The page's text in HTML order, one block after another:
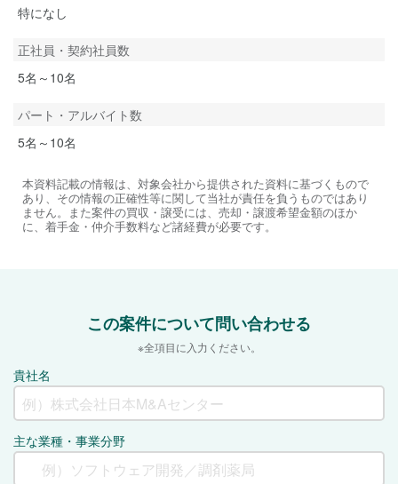
特になし
正社員・契約社員数
5名～10名
パート・アルバイト数
5名～10名
本資料記載の情報は、対象会社から提供された資料に基づくもので
あり、その情報の正確性等に関して当社が責任を負うものではあり
ません。また案件の買収・譲受には、売却・譲渡希望金額のほか
に、着手金・仲介手数料など諸経費が必要です。